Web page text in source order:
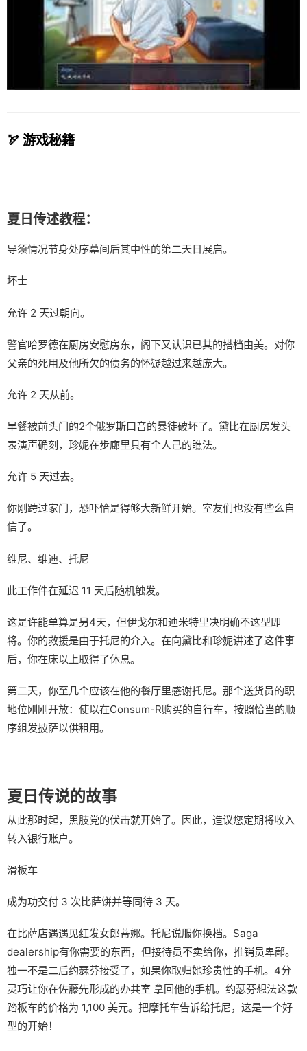
🏹 游戏秘籍
夏日传述教程：
导须情况节身处序幕间后其中性的第二天日展启。
坏士
允许 2 天过朝向。
警官哈罗德在厨房安慰房东，阁下又认识已其的搭档由美。对你
父亲的死用及他所欠的债务的怀疑越过来越庞大。
允许 2 天从前。
早餐被前头门的2个俄罗斯口音的暴徒破坏了。黛比在厨房发头
表演声确刻，珍妮在步廊里具有个人己的瞧法。
允许 5 天过去。
你刚跨过家门，恐吓恰是得够大新鲜开始。室友们也没有些么自
信了。
维尼、维迪、托尼
此工作件在延迟 11 天后随机触发。
这是许能单算是另4天，但伊戈尔和迪米特里决明确不这型即
将。你的救援是由于托尼的介入。在向黛比和珍妮讲述了这件事
后，你在床以上取得了休息。
第二天，你至几个应该在他的餐厅里感谢托尼。那个送货员的职
地位刚刚开放：使以在Consum-R购买的自行车，按照恰当的顺
序组发披萨以供租用。
夏日传说的故事
从此那时起，黑肢党的伏击就开始了。因此，造议您定期将收入
转入银行账户。
滑板车
成为功交付 3 次比萨饼并等同待 3 天。
在比萨店遇遇见红发女郎蒂娜。托尼说服你换档。Saga
dealership有你需要的东西，但接待员不卖给你，推销员卑鄙。
独一不是二后约瑟芬接受了，如果你取归她珍贵性的手机。4分
灵巧让你在佐藤先形成的办共室 拿回他的手机。约瑟芬想法这款
踏板车的价格为 1,100 美元。把摩托车告诉给托尼，这是一个好
型的开始！